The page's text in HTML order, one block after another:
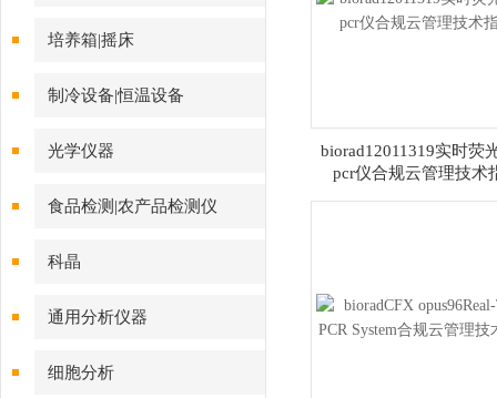
培养箱|摇床
制冷设备|恒温设备
光学仪器
食品检测|农产品检测仪
科晶
通用分析仪器
细胞分析
biorad12011319实时荧
pcr仪合规云管理技术